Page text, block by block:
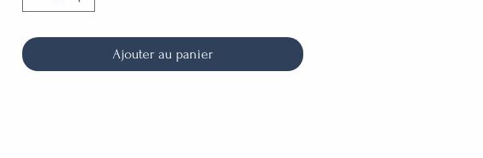
Ajouter au panier